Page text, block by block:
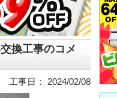
換工事のコメ
工事日： 2024/02/08